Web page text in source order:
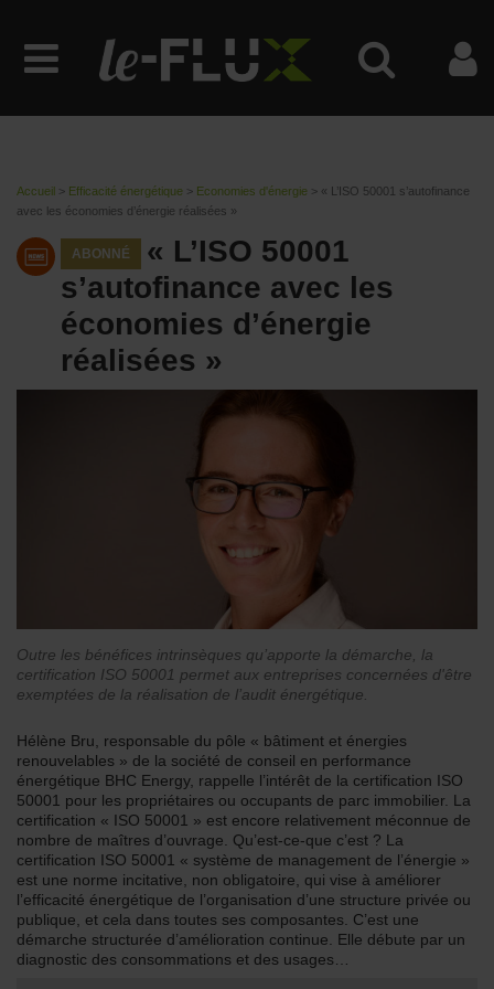
Accueil > Efficacité énergétique > Economies d'énergie > « L’ISO 50001 s’autofinance
avec les économies d’énergie réalisées »
ABONNÉ
« L’ISO 50001
s’autofinance avec les
économies d’énergie
réalisées »
Outre les bénéfices intrinsèques qu’apporte la démarche, la
certification ISO 50001 permet aux entreprises concernées d'être
exemptées de la réalisation de l’audit énergétique.
Hélène Bru, responsable du pôle « bâtiment et énergies
renouvelables » de la société de conseil en performance
énergétique BHC Energy, rappelle l’intérêt de la certification ISO
50001 pour les propriétaires ou occupants de parc immobilier. La
certification « ISO 50001 » est encore relativement méconnue de
nombre de maîtres d’ouvrage. Qu’est-ce-que c’est ? La
certification ISO 50001 « système de management de l’énergie »
est une norme incitative, non obligatoire, qui vise à améliorer
l’efficacité énergétique de l’organisation d’une structure privée ou
publique, et cela dans toutes ses composantes. C’est une
démarche structurée d’amélioration continue. Elle débute par un
diagnostic des consommations et des usages…